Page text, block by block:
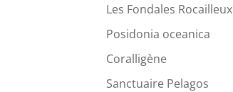
Les Fondales Rocailleux
Posidonia oceanica
Coralligène
Sanctuaire Pelagos